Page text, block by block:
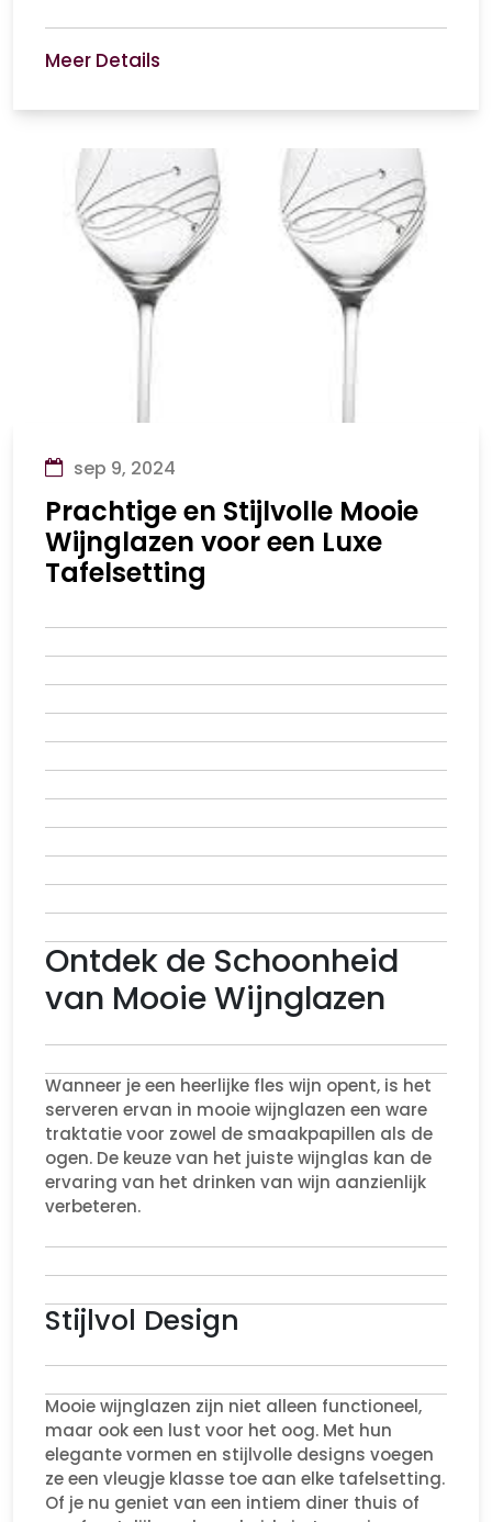
Meer Details
sep 9, 2024
Prachtige en Stijlvolle Mooie
Wijnglazen voor een Luxe
Tafelsetting
Ontdek de Schoonheid
van Mooie Wijnglazen
Wanneer je een heerlijke fles wijn opent, is het
serveren ervan in mooie wijnglazen een ware
traktatie voor zowel de smaakpapillen als de
ogen. De keuze van het juiste wijnglas kan de
ervaring van het drinken van wijn aanzienlijk
verbeteren.
Stijlvol Design
Mooie wijnglazen zijn niet alleen functioneel,
maar ook een lust voor het oog. Met hun
elegante vormen en stijlvolle designs voegen
ze een vleugje klasse toe aan elke tafelsetting.
Of je nu geniet van een intiem diner thuis of